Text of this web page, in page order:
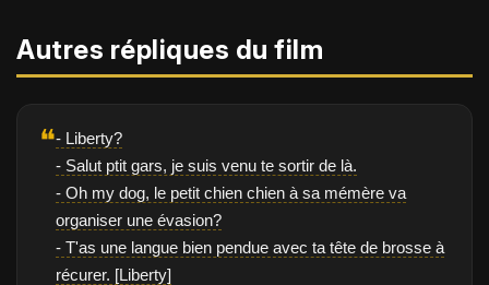
Autres répliques du film
❝- Liberty?
- Salut ptit gars, je suis venu te sortir de là.
- Oh my dog, le petit chien chien à sa mémère va
organiser une évasion?
- T'as une langue bien pendue avec ta tête de brosse à
récurer. [Liberty]